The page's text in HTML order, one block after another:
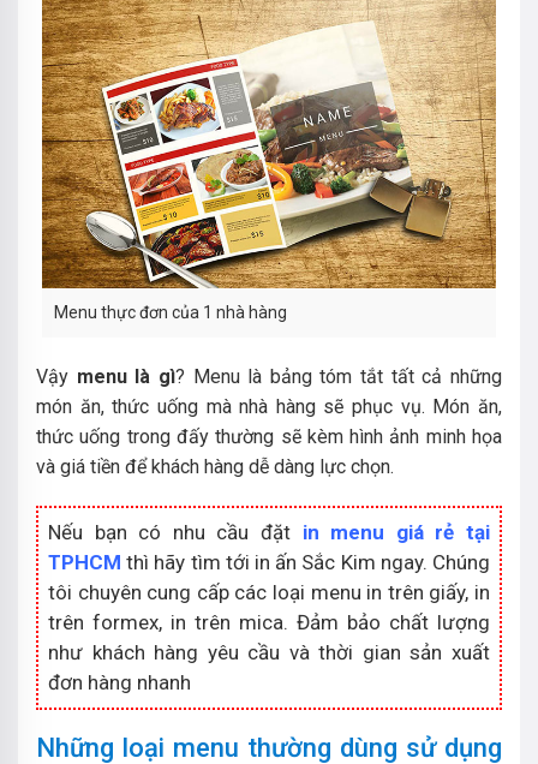
Menu thực đơn của 1 nhà hàng
Vậy menu là gì? Menu là bảng tóm tắt tất cả những
món ăn, thức uống mà nhà hàng sẽ phục vụ. Món ăn,
thức uống trong đấy thường sẽ kèm hình ảnh minh họa
và giá tiền để khách hàng dễ dàng lực chọn.
Nếu bạn có nhu cầu đặt in menu giá rẻ tại
TPHCM thì hãy tìm tới in ấn Sắc Kim ngay. Chúng
tôi chuyên cung cấp các loại menu in trên giấy, in
trên formex, in trên mica. Đảm bảo chất lượng
như khách hàng yêu cầu và thời gian sản xuất
đơn hàng nhanh
Những loại menu thường dùng sử dụng